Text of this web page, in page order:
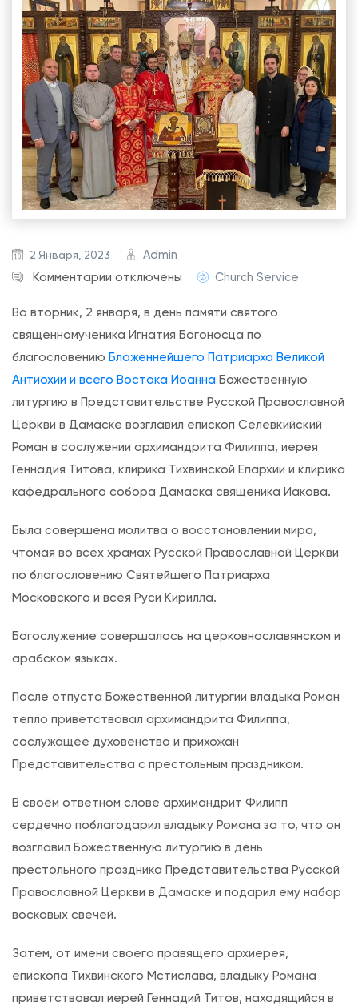
2 Января, 2023
Admin
Комментарии к
а
п
и
с
и
Б
о
ж
е
н
а
л
и
т
у
н
ь
п
отключены Church Service
Во вторник, 2 января, в день памяти святого
священномученика Игнатия Богоносца по
благословению Блаженнейшего Патриарха Великой
Антиохии и всего Востока Иоанна Божественную
литургию в Представительстве Русской Православной
Церкви в Дамаске возглавил епископ Селевкийский
Роман в сослужении архимандрита Филиппа, иерея
Геннадия Титова, клирика Тихвинской Епархии и клирика
кафедрального собора Дамаска священика Иакова.
Была совершена молитва о восстановлении мира,
чтомая во всех храмах Русской Православной Церкви
по благословению Святейшего Патриарха
Московского и всея Руси Кирилла.
Богослужение совершалось на церковнославянском и
арабском языках.
После отпуста Божественной литургии владыка Роман
тепло приветствовал архимандрита Филиппа,
сослужащее духовенство и прихожан
Представительства с престольным праздником.
В своём ответном слове архимандрит Филипп
сердечно поблагодарил владыку Романа за то, что он
возглавил Божественную литургию в день
престольного праздника Представительства Русской
Православной Церкви в Дамаске и подарил ему набор
восковых свечей.
Затем, от имени своего правящего архиерея,
епископа Тихвинского Мстислава, владыку Романа
приветствовал иерей Геннадий Титов, находящийся в